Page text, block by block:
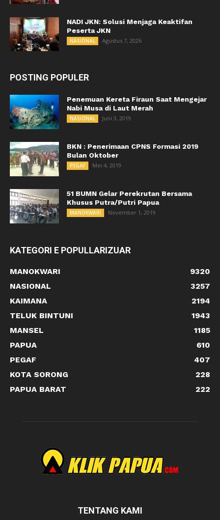
NADI JKN: Solusi Menjaga Keaktifan
Peserta JKN
NASIONAL Agustus 7, 2026
POSTING POPULER
Penemuan Kereta Firaun Saat Mengejar
Nabi Musa di Laut Merah
NASIONAL Juni 3, 2019
BKN : Penerimaan CPNS Formasi 2019
Bulan Oktober
PEGAF Mei 4, 2019
51 BUMN Gelar Perekrutan Bersama
Khusus Putra/Putri Papua
MANOKWARI November 1, 2019
KATEGORI E POPULLARIZUAR
MANOKWARI
9320
NASIONAL
3257
KAIMANA
2194
TELUK BINTUNI
1943
MANSEL
1185
PAPUA
610
PEGAF
407
KOTA SORONG
228
PAPUA BARAT
222
TENTANG KAMI